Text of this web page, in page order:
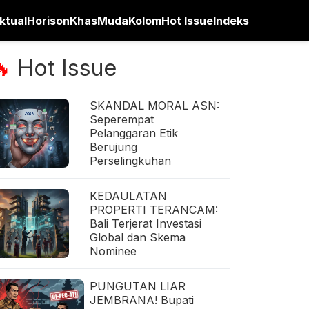
HorisonKhasMudaKolomHot IssueIndeks
Hot Issue
SKANDAL MORAL ASN:
Seperempat
Pelanggaran Etik
Berujung
Perselingkuhan
KEDAULATAN
PROPERTI TERANCAM:
Bali Terjerat Investasi
Global dan Skema
Nominee
PUNGUTAN LIAR
JEMBRANA! Bupati